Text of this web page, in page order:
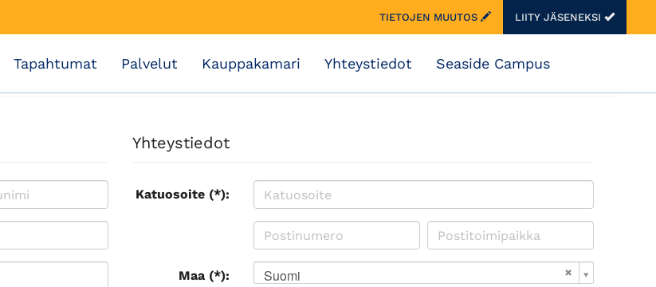
TIETOJEN MUUTOS LIITY JÄSENEKSI
Tapahtumat Palvelut Kauppakamari Yhteystiedot Seaside Campus
Yhteystiedot
Katuosoite (*):
Maa (*): Suomi